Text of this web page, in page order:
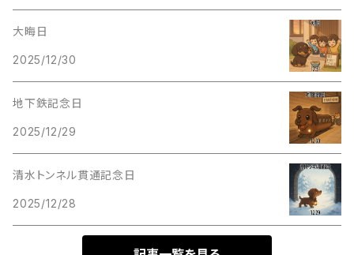
大晦日
2025/12/30
地下鉄記念日
2025/12/29
清水トンネル貫通記念日
2025/12/28